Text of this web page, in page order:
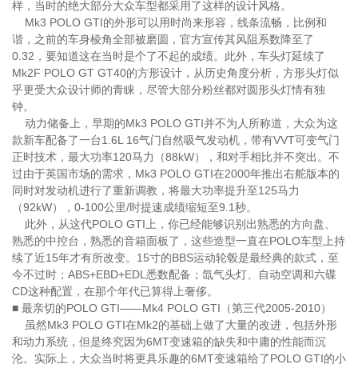
样，当时的绝大部分大众车型都采用了这样的设计风格。
Mk3 POLO GTI的外形可以用时尚来形容，线条流畅，比例和
谐，之前的车身棱角全部被磨圆，官方宣传其风阻系数降至了
0.32，要知道这在当时是个了不起的成绩。此外，车头灯延续了
Mk2F POLO GT GT40的方形设计，从历史角度分析，方形头灯似
乎更受大众设计师的青睐，尽管大部分粉丝都对圆形头灯情有独
钟。
动力储备上，早期的Mk3 POLO GTI并不为人所称道，大众为这
款新车配备了一台1.6L 16气门自然吸气发动机，带有VVT可变气门
正时技术，最大功率120马力（88kW），和对手相比并不突出。不
过由于英国市场的需求，Mk3 POLO GTI在2000年推出右舵版本的
同时对发动机进行了重新调教，将最大功率提升至125马力
（92kW），0-100公里/时提速成绩缩短至9.1秒。
此外，从这代POLO GTI上，你已经能够识别出熟悉的方向盘、
熟悉的中控台，熟悉的音箱面板了，这些造型一直在POLO车型上持
续了近15年才有所改变。15寸的BBS运动轮毂是最经典的款式，至
今不过时；ABS+EBD+EDL悉数配备；氙气头灯、自动空调和六碟
CD这种配置，在那个年代已算得上奢侈。
■ 最亲切的POLO GTI——Mk4 POLO GTI（第三代2005-2010）
虽然Mk3 POLO GTI在Mk2的基础上做了大量的改进，包括外形
和动力系统，但是终究因为6MT变速箱的缺失和中庸的性能而沉
沦。实际上，大众当时将更具乐趣的6MT变速箱给了POLO GTI的小